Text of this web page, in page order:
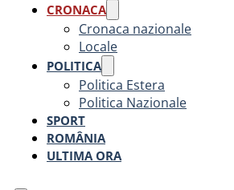
CRONACA
Cronaca nazionale
Locale
POLITICA
Politica Estera
Politica Nazionale
SPORT
ROMÂNIA
ULTIMA ORA